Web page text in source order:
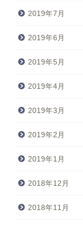
2019年7月
2019年6月
2019年5月
2019年4月
2019年3月
2019年2月
2019年1月
2018年12月
2018年11月